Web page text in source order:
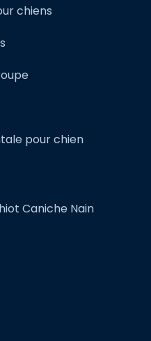
chiens
pour chien
Caniche Nain